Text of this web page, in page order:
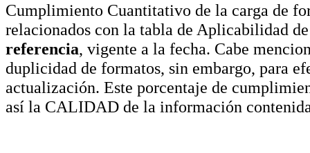
Cumplimiento Cuantitativo de la carga de
relacionados con la tabla de Aplicabilidad
referencia, vigente a la fecha. Cabe
duplicidad de formatos, sin embargo, para
actualización. Este porcentaje de
así la CALIDAD de la información